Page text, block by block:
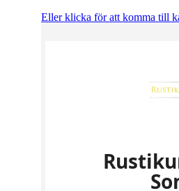
Eller klicka för att komma till